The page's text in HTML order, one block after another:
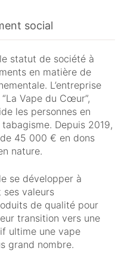
social
statut de société à
en matière de
L’entreprise
Vape du Cœur”,
les personnes en
Depuis 2019,
45 000 € en dons
nature.
se développer à
ses valeurs
de qualité pour
transition vers une
ultime une vape
grand nombre.